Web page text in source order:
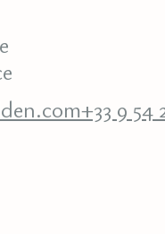
+33 9 54